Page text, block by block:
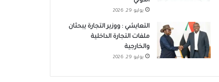
يوليو 29, 2026
التعايشي : ووزير التجارة يبحثان
ملفات التجارة الداخلية
والخارجية
يوليو 29, 2026